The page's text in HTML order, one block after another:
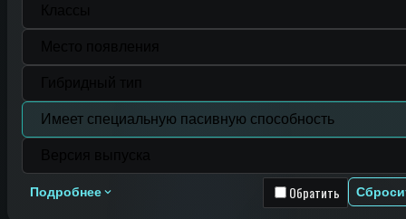
Подробнее Обратить